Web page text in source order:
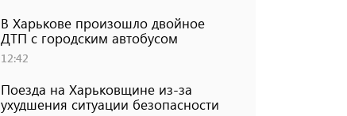
В Харькове произошло двойное
ДТП с городским автобусом
12:42
Поезда на Харьковщине из-за
ухудшения ситуации безопасности